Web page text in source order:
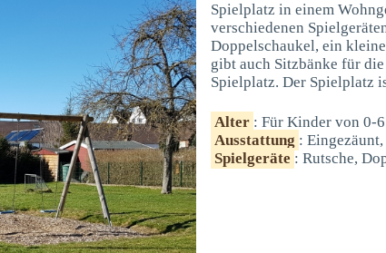
Spielplatz in einem
verschiedenen
Doppelschaukel, ein
gibt auch Sitzbänke für
Spielplatz. Der Spielplatz
Alter : Für Kinder von 0-6
Ausstattung :
Spielgeräte : Rutsche,